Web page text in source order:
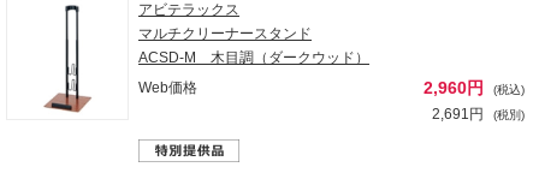
アビテラックス
マルチクリーナースタンド
ACSD-M 木目調（ダークウッド）
Web価格
2,960円 (税込)
2,691円 (税別)